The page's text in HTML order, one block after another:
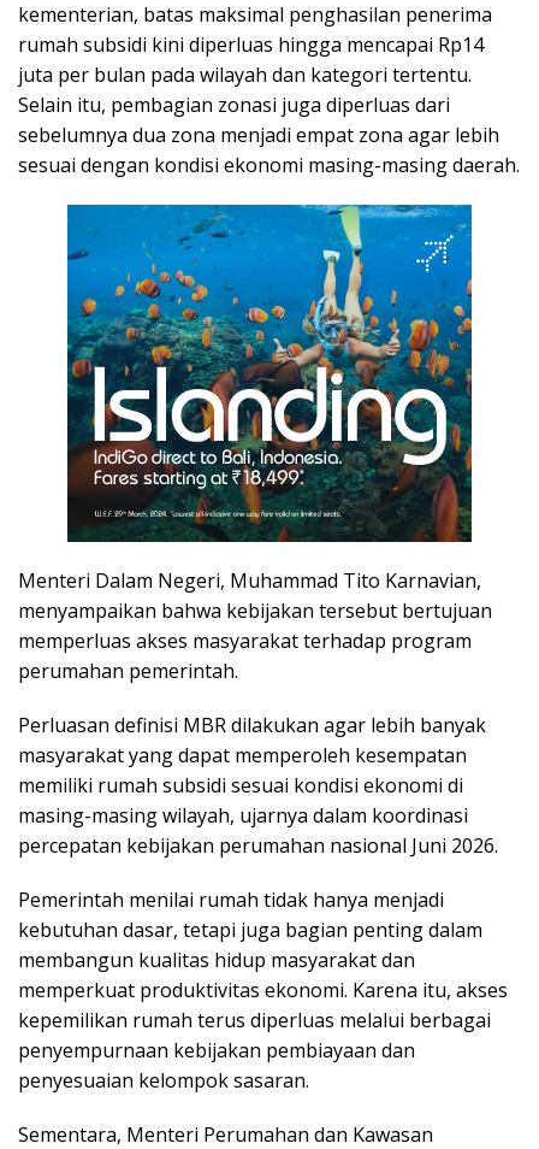
kementerian, batas maksimal penghasilan penerima
rumah subsidi kini diperluas hingga mencapai Rp14
juta per bulan pada wilayah dan kategori tertentu.
Selain itu, pembagian zonasi juga diperluas dari
sebelumnya dua zona menjadi empat zona agar lebih
sesuai dengan kondisi ekonomi masing-masing daerah.
Menteri Dalam Negeri, Muhammad Tito Karnavian,
menyampaikan bahwa kebijakan tersebut bertujuan
memperluas akses masyarakat terhadap program
perumahan pemerintah.
Perluasan definisi MBR dilakukan agar lebih banyak
masyarakat yang dapat memperoleh kesempatan
memiliki rumah subsidi sesuai kondisi ekonomi di
masing-masing wilayah, ujarnya dalam koordinasi
percepatan kebijakan perumahan nasional Juni 2026.
Pemerintah menilai rumah tidak hanya menjadi
kebutuhan dasar, tetapi juga bagian penting dalam
membangun kualitas hidup masyarakat dan
memperkuat produktivitas ekonomi. Karena itu, akses
kepemilikan rumah terus diperluas melalui berbagai
penyempurnaan kebijakan pembiayaan dan
penyesuaian kelompok sasaran.
Sementara, Menteri Perumahan dan Kawasan